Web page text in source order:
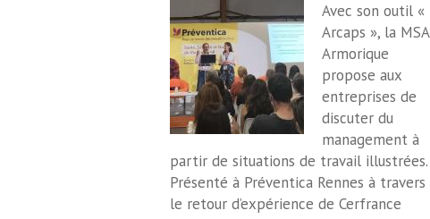
Avec son outil «
Arcaps », la MSA
Armorique
propose aux
entreprises de
discuter du
management à
partir de situations de travail illustrées.
Présenté à Préventica Rennes à travers
le retour d’expérience de Cerfrance